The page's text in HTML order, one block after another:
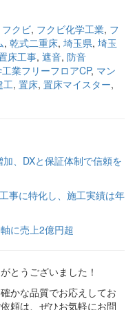
フクビ, フクビ化学工業, フ
, 乾式二重床, 埼玉県, 埼玉
床工事, 遮音, 防音
業フリーフロアCP, マン
工, 置床, 置床マイスター,
、DXと保証体制で信頼を
事に特化し、施工実績は年
に売上2億円超
とうございました！
かな品質でお応えしてお
頼は、ぜひお気軽にお問